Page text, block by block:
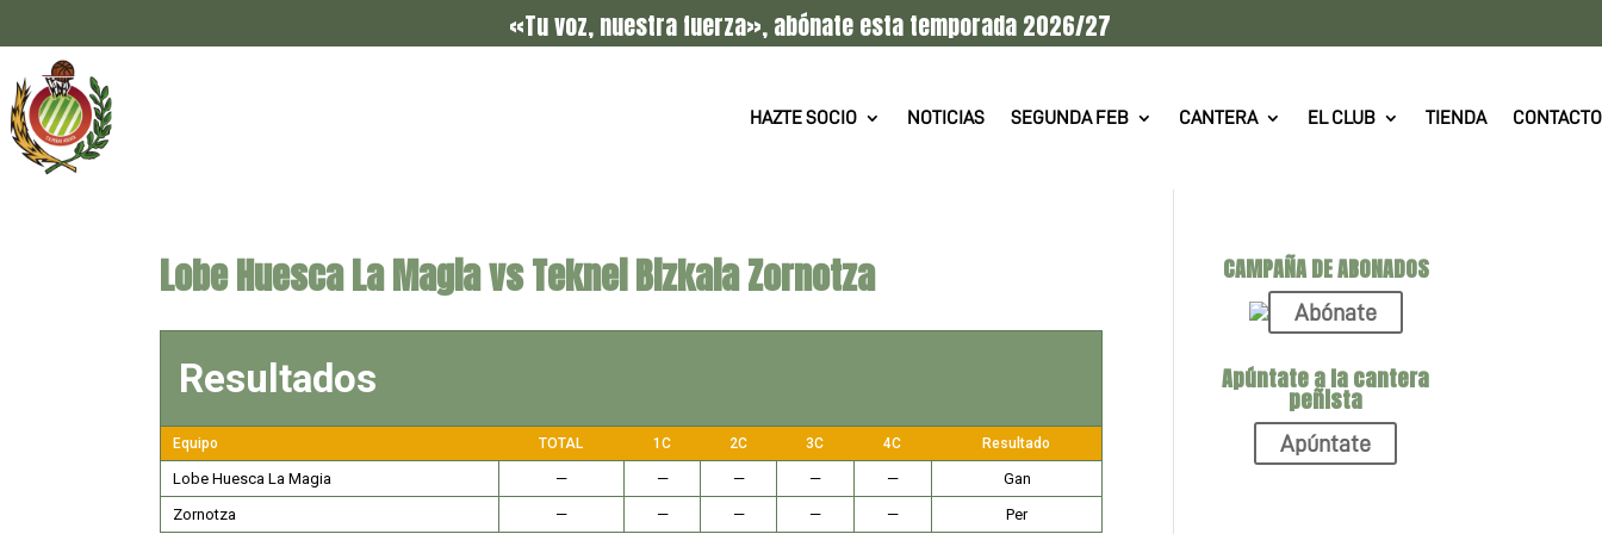
«Tu voz, nuestra fuerza», abónate esta temporada 2026/27
HAZTE SOCIO NOTICIAS SEGUNDA FEB CANTERA EL CLUB TIENDA CONTACTO
Lobe Huesca La Magia vs Teknei Bizkaia Zornotza
Resultados
Equipo TOTAL 1C 2C 3C 4C Resultado
Lobe Huesca La Magia — — — — —
Gan
Zornotza
— — — — — Per
CAMPAÑA DE ABONADOS
Abónate
Apúntate a la cantera
peñista
Apúntate